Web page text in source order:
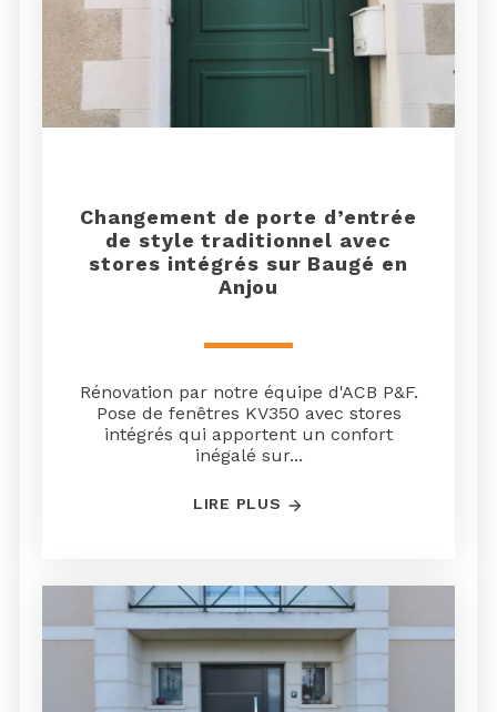
Changement de porte d’entrée
de style traditionnel avec
stores intégrés sur Baugé en
Anjou
Rénovation par notre équipe d'ACB P&F.
Pose de fenêtres KV350 avec stores
intégrés qui apportent un confort
inégalé sur...
LIRE PLUS